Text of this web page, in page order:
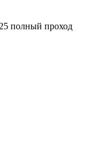
полный проход